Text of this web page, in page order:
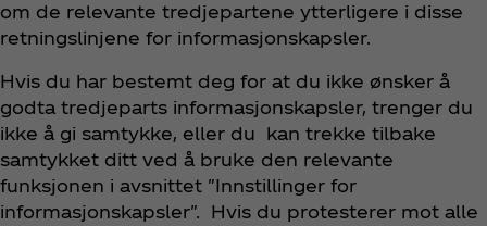
om de relevante tredjepartene ytterligere i disse
retningslinjene for informasjonskapsler.
Hvis du har bestemt deg for at du ikke ønsker å
godta tredjeparts informasjonskapsler, trenger du
ikke å gi samtykke, eller du kan trekke tilbake
samtykket ditt ved å bruke den relevante
funksjonen i avsnittet "Innstillinger for
informasjonskapsler". Hvis du protesterer mot alle